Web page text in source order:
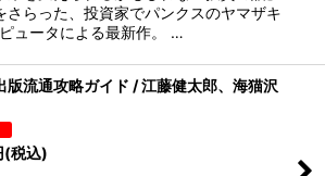
さらった、投資家でパンクスのヤマザキ
ュータによる最新作。 …
版流通攻略ガイド / 江藤健太郎、海猫沢
(税込)